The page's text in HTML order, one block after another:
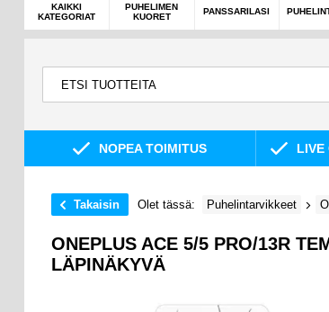
KAIKKI
KATEGORIAT
PUHELIMEN
KUORET
PANSSARILASI
NOPEA TOIMITUS LIVE
Takaisin Olet tässä: Puhelintarvikkeet
ONEPLUS ACE 5/5 PRO/13R
LÄPINÄKYVÄ